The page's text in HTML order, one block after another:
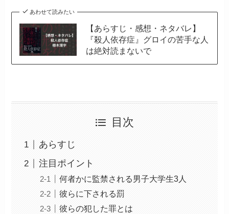
あわせて読みたい
【あらすじ・感想・ネタバレ】
『殺人依存症』グロイの苦手な人
は絶対読まないで
目次
あらすじ
注目ポイント
何者かに監禁される男子大学生3人
彼らに下される罰
彼らの犯した罪とは